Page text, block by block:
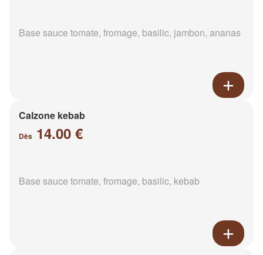
Base sauce tomate, fromage, basilic, jambon, ananas
Calzone kebab
Dès 14.00 €
Base sauce tomate, fromage, basilic, kebab